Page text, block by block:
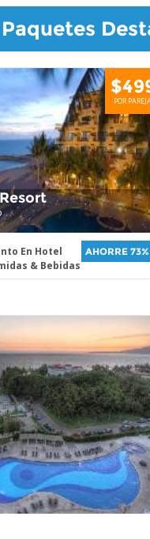
Paquetes
POR
En Hotel
& Bebidas
AHORRE 73%